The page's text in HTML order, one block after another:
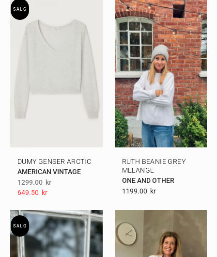
SALG
DUMY GENSER ARCTIC
AMERICAN VINTAGE
1299.00 kr
649.50 Kr
RUTH BEANIE GREY
MELANGE
ONE AND OTHER
1199.00 Kr
SALG